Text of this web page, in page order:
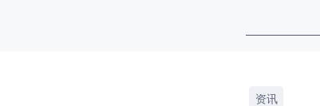
资讯